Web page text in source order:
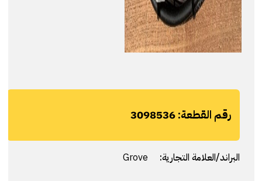
رقم القطعة:3098536
البراند/العلامة التجارية: